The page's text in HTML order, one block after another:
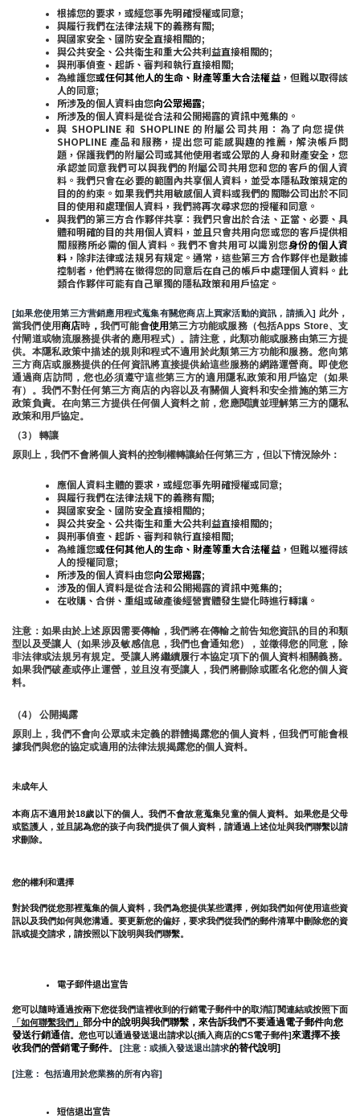
根據您的要求，或經您事先明確授權或同意;
與履行我們在法律法規下的義務有關;
與國家安全、國防安全直接相關的;
與公共安全、公共衛生和重大公共利益直接相關的;
與刑事偵查、起訴、審判和執行直接相關;
為維護您或任何其他人的生命、財產等重大合法權益，但難以取得該
人的同意;
所涉及的個人資料由您向公眾揭露;
所涉及的個人資料是從合法和公開揭露的資訊中蒐集的。
與 SHOPLINE 和 SHOPLINE 的附屬公司共用：為了向您提供
SHOPLINE 產品和服務，提出您可能感興趣的推薦，解決帳戶問
題，保護我們的附屬公司或其他使用者或公眾的人身和財產安全，您
承認並同意我們可以與我們的附屬公司共用您和您的客戶的個人資
料。我們只會在必要的範圍內共享個人資料，並受本隱私政策規定的
目的的約束。如果我們共用敏感個人資料或我們的關聯公司出於不同
目的使用和處理個人資料，我們將再次尋求您的授權和同意。
與我們的第三方合作夥伴共享：我們只會出於合法、正當、必要、具
體和明確的目的共用個人資料，並且只會共用向您或您的客戶提供相
關服務所必需的個人資料。我們不會共用可以識別您身份的個人資
料 ，除非法律或法規另有規定。通常，這些第三方合作夥伴也是數據
控制者，他們將在徵得您的同意后在自己的帳戶中處理個人資料。此
類合作夥伴可能有自己單獨的隱私政策和用戶協定。
[如果您使用第三方营銷應用程式蒐集有關您商店上買家活動的資訊，請插入] 此外，
當我們使用商店時， 我們可能會使用第三方功能或服務（包括Apps Store、支
付閘道或物流服務提供者的應用程式）。請注意，此類功能或服務由第三方提
供。本隱私政策中描述的規則和程式不適用於此類第三方功能和服務。您向第
三方商店或服務提供的任何資訊將直接提供給這些服務的網路運營商。即使您
通過商店訪問，您也必須遵守這些第三方的適用隱私政策和用戶協定（如果
有）。我們不對任何第三方商店的內容以及有關個人資料和安全措施的第三方
政策負責。在向第三方提供任何個人資料之前，您應閱讀並理解第三方的隱私
政策和用戶協定。
（3） 轉讓
原則上，我們不會將個人資料的控制權轉讓給任何第三方，但以下情況除外：
應個人資料主體的要求，或經您事先明確授權或同意;
與履行我們在法律法規下的義務有關;
與國家安全、國防安全直接相關的;
與公共安全、公共衛生和重大公共利益直接相關的;
與刑事偵查、起訴、審判和執行直接相關;
為維護您或任何其他人的生命、財產等重大合法權益，但難以獲得該
人的授權同意;
所涉及的個人資料由您向公眾揭露;
涉及的個人資料是從合法和公開揭露的資訊中蒐集的;
在收購、合併、重組或破產後經營實體發生變化時進行轉讓。
注意：如果由於上述原因需要傳輸，我們將在傳輸之前告知您資訊的目的和類
型以及受讓人（如果涉及敏感信息，我們也會通知您），並徵得您的同意，除
非法律或法規另有規定。受讓人將繼續履行本協定項下的個人資料相關義務。
如果我們破產或停止運營，並且沒有受讓人，我們將刪除或匿名化您的個人資
料。
（4） 公開揭露
原則上，我們不會向公眾或未定義的群體揭露您的個人資料，但我們可能會根
據我們與您的協定或適用的法律法規揭露您的個人資料。
未成年人
本商店不適用於18歲以下的個人。我們不會故意蒐集兒童的個人資料。如果您是父母
或監護人，並且認為您的孩子向我們提供了個人資料，請通過上述位址與我們聯繫以請
求刪除。
您的權利和選擇
對於我們從您那裡蒐集的個人資料，我們為您提供某些選擇，例如我們如何使用這些資
訊以及我們如何與您溝通。要更新您的偏好，要求我們從我們的郵件清單中刪除您的資
訊或提交請求，請按照以下說明與我們聯繫。
電子郵件退出宣告
您可以隨時通過按兩下您從我們這裡收到的行銷電子郵件中的取消訂閱連結或按照下面
「如何聯繫我們」 部分中的說明與我們聯繫，來告訴我們不要通過電子郵件向您
發送行銷通信。您也可以通過發送退出請求以{插入商店的CS電子郵件]來選擇不接
收我們的營銷電子郵件。 [注意：或插入發送退出請求的替代說明]
[注意： 包括適用於您業務的所有內容]
短信退出宣告